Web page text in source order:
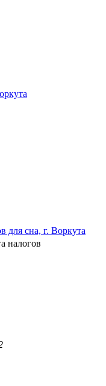
для сна, г. Воркута
налогов